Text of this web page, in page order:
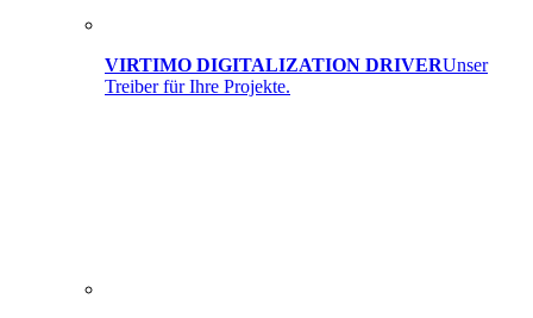
VIRTIMO DIGITALIZATION DRIVERUnser
Treiber für Ihre Projekte.